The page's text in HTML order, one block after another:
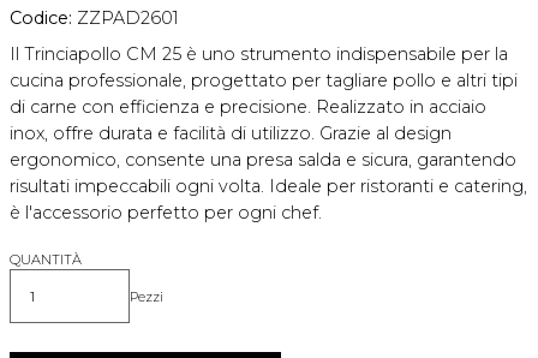
Codice: ZZPAD2601
Il Trinciapollo CM 25 è uno strumento indispensabile per la
cucina professionale, progettato per tagliare pollo e altri tipi
di carne con efficienza e precisione. Realizzato in acciaio
inox, offre durata e facilità di utilizzo. Grazie al design
ergonomico, consente una presa salda e sicura, garantendo
risultati impeccabili ogni volta. Ideale per ristoranti e catering,
è l'accessorio perfetto per ogni chef.
QUANTITÀ
Quantità Pezzi